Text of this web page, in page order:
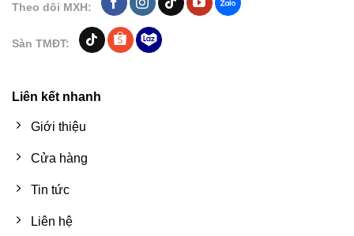
Theo dõi MXH:
Sàn TMĐT:
Liên kết nhanh
Giới thiệu
Cửa hàng
Tin tức
Liên hệ